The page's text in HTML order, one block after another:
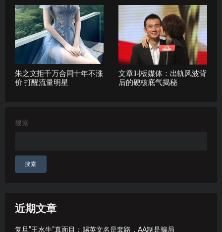
朱之文拒千万合同十年不涨
价 打醒流量明星
文章叫板媒体：出轨风波背
后的硬核底气揭秘
搜索
搜索
近期文章
复旦”王水牛”真面目：赐英文名是套路，AA制是骗局